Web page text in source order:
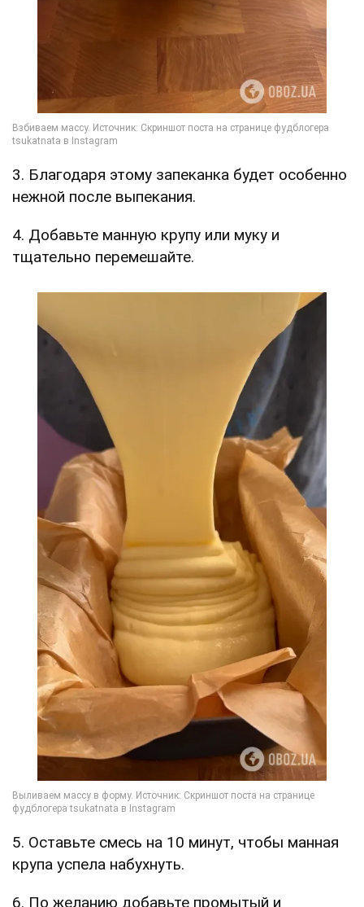
3. Благодаря этому запеканка будет особенно
нежной после выпекания.
4. Добавьте манную крупу или муку и
тщательно перемешайте.
5. Оставьте смесь на 10 минут, чтобы манная
крупа успела набухнуть.
6. По желанию добавьте промытый и